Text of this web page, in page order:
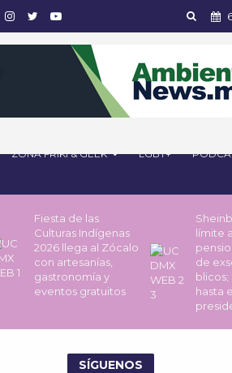
ZONA FRIKI & GEEK LGBT+
Fiesta de las
Culturas Indígenas
2026 llega al Zócalo
con artesanías,
gastronomía y
eventos gratuitos
límite
de
blicos;
hasta
SÍGUENOS